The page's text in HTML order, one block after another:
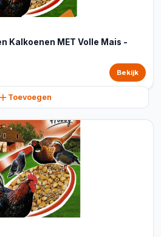
Kalkoenen MET Volle Mais -
Bekijk
Toevoegen